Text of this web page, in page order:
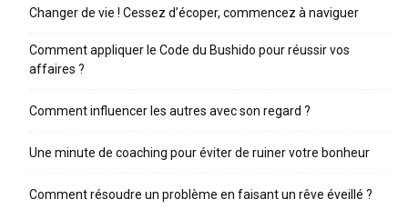
Changer de vie ! Cessez d’écoper, commencez à naviguer
Comment appliquer le Code du Bushido pour réussir vos
affaires ?
Comment influencer les autres avec son regard ?
Une minute de coaching pour éviter de ruiner votre bonheur
Comment résoudre un problème en faisant un rêve éveillé ?